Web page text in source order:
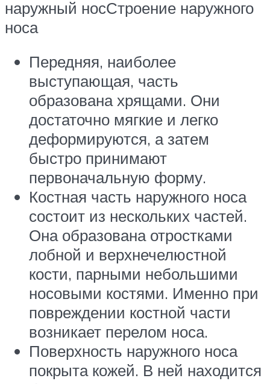
наружный носСтроение наружного
носа
Передняя, наиболее
выступающая, часть
образована хрящами. Они
достаточно мягкие и легко
деформируются, а затем
быстро принимают
первоначальную форму.
Костная часть наружного носа
состоит из нескольких частей.
Она образована отростками
лобной и верхнечелюстной
кости, парными небольшими
носовыми костями. Именно при
повреждении костной части
возникает перелом носа.
Поверхность наружного носа
покрыта кожей. В ней находится